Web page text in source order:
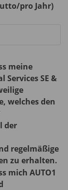
pro Jahr)
meine
Services SE &
welches den
der
regelmäßige
zu erhalten.
mich AUTO1